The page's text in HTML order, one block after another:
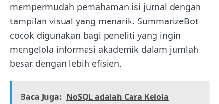
mempermudah pemahaman isi jurnal dengan
tampilan visual yang menarik. SummarizeBot
cocok digunakan bagi peneliti yang ingin
mengelola informasi akademik dalam jumlah
besar dengan lebih efisien.
Baca Juga: NoSQL adalah Cara Kelola